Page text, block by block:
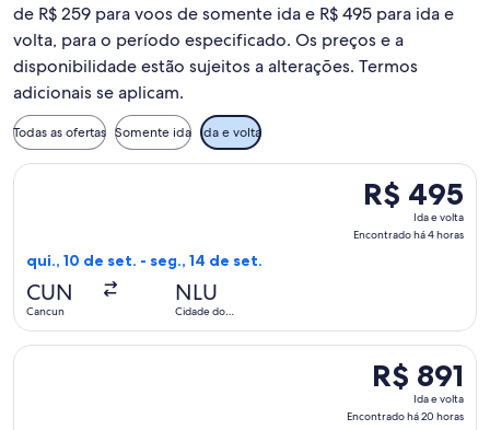
de R$ 259 para voos de somente ida e R$ 495 para ida e
volta, para o período especificado. Os preços e a
disponibilidade estão sujeitos a alterações. Termos
adicionais se aplicam.
Todas as ofertas Somente ida Ida e volta
R$ 495
Ida
e
horas
R$ 495
Ida e volta
Encontrado há 4 horas
qui., 10 de set. - seg., 14 de set.
CUN
Cancun
NLU
Cidade do
Selecionar o voo da Aeromexico, que sai em qui., 10 de
R$ 891
Ida
e
R$ 891
Ida e volta
Encontrado há 20 horas
Selecionar o voo da Aeromexico, que sai em qui., 10 de